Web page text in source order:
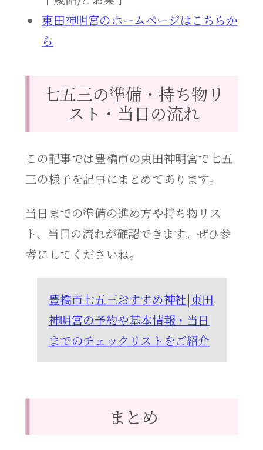
東田神明宮のホームページはこちらか
ら
七五三の準備・持ち物リ
スト・当日の流れ
この記事では豊橋市の東田神明宮で七五
三の様子を記事にまとめてあります。
当日までの準備の進め方や持ち物リス
ト、当日の流れが確認できます。ぜひ参
考にしてくださいね。
豊橋市七五三おすすめ神社|東田
神明宮の予約や基本情報・当日
までのチェックリストをご紹介
まとめ